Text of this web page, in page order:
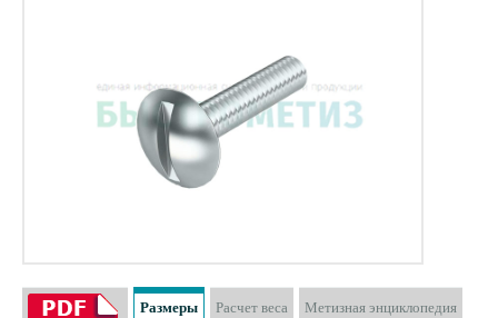
Размеры Расчет веса Метизная энциклопедия